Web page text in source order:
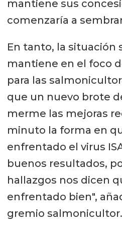
mantiene sus
comenzaría a
En tanto, la situación
mantiene en el foco
para las
que un nuevo brote
merme las mejoras
minuto la forma en
enfrentado el virus
buenos resultados,
hallazgos nos dicen
enfrentado bien",
gremio salmonicultor.